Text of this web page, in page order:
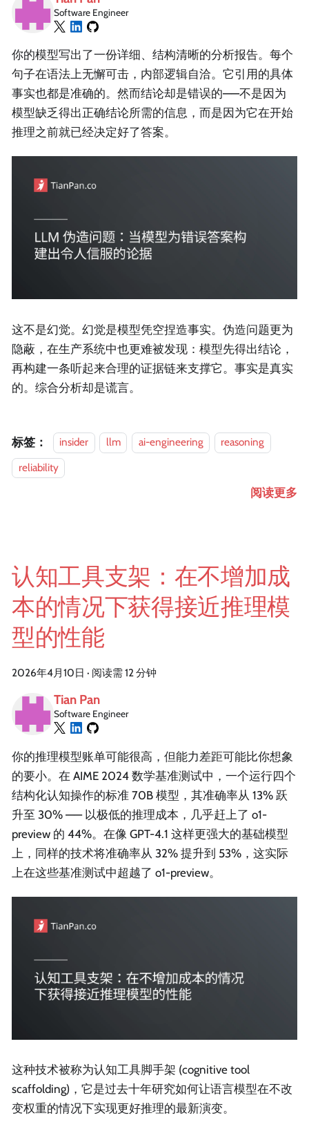
Software Engineer
你的模型写出了一份详细、结构清晰的分析报告。每个
句子在语法上无懈可击，内部逻辑自洽。它引用的具体
事实也都是准确的。然而结论却是错误的——不是因为
模型缺乏得出正确结论所需的信息，而是因为它在开始
推理之前就已经决定好了答案。
这不是幻觉。幻觉是模型凭空捏造事实。伪造问题更为
隐蔽，在生产系统中也更难被发现：模型先得出结论，
再构建一条听起来合理的证据链来支撑它。事实是真实
的。综合分析却是谎言。
标签： insider llm ai-engineering
reasoning
reliability
阅读更多
认知工具支架：在不增加成
本的情况下获得接近推理模
型的性能
2026年4月10日 · 阅读需 12 分钟
Tian Pan
Software Engineer
你的推理模型账单可能很高，但能力差距可能比你想象
的要小。在 AIME 2024 数学基准测试中，一个运行四个
结构化认知操作的标准 70B 模型，其准确率从 13% 跃
升至 30% —— 以极低的推理成本，几乎赶上了 o1-
preview 的 44%。在像 GPT-4.1 这样更强大的基础模型
上，同样的技术将准确率从 32% 提升到 53%，这实际
上在这些基准测试中超越了 o1-preview。
这种技术被称为认知工具脚手架 (cognitive tool
scaffolding)，它是过去十年研究如何让语言模型在不改
变权重的情况下实现更好推理的最新演变。